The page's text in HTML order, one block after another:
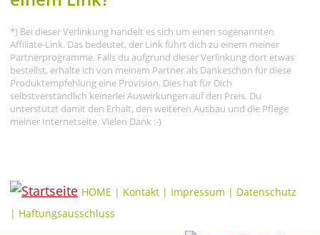
*) Bei dieser Verlinkung handelt es sich um einen sogenannten
Affiliate-Link. Das bedeutet, der Link führt dich zu einem meiner
Partnerprogramme. Falls du aufgrund dieser Verlinkung dort etwas
bestellst, erhalte ich von meinem Partner als Dankeschön für diese
Produktempfehlung eine Provision. Dies hat für Dich
selbstverständlich keinerlei Auswirkungen auf den Preis. Du
unterstützt damit den Erhalt, den weiteren Ausbau und die Pflege
meiner Internetseite. Vielen Dank :-)
HOME | Kontakt | Impressum | Datenschutz
| Haftungsausschluss